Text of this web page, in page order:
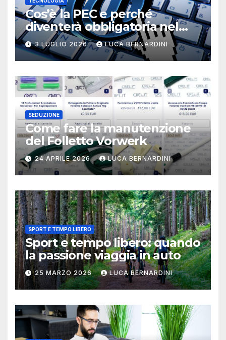
Cos’è la PEC e perché
diventerà obbligatoria nel
2026?
3 LUGLIO 2026 LUCA BERNARDINI
SEDUZIONE
Come fare la manutenzione
del Folletto Vorwerk
24 APRILE 2026 LUCA BERNARDINI
SPORT E TEMPO LIBERO
Sport e tempo libero: quando
la passione viaggia in auto
25 MARZO 2026 LUCA BERNARDINI